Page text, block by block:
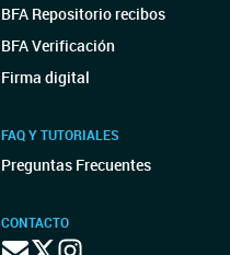
BFA Repositorio recibos
BFA Verificación
Firma digital
FAQ Y TUTORIALES
Preguntas Frecuentes
CONTACTO